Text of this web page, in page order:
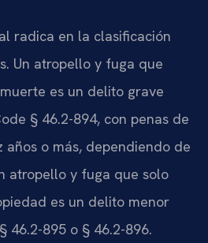
radica en la clasificación
Un atropello y fuga que
es un delito grave
§ 46.2-894, con penas de
años o más, dependiendo de
atropello y fuga que solo
es un delito menor
46.2-895 o § 46.2-896.